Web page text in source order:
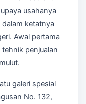
usahanya
ketatnya
Awal pertama
penjualan
galeri spesial
No. 132,